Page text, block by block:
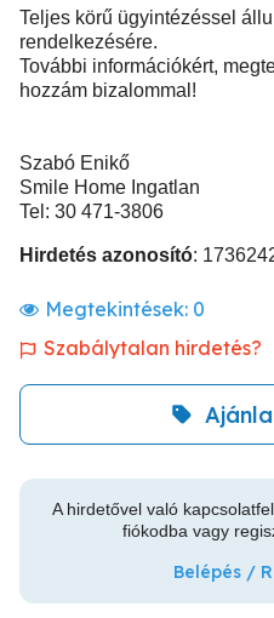
Teljes körű ügyintézéssel
rendelkezésére.
További információkért,
hozzám bizalommal!
Szabó Enikő
Smile Home Ingatlan
Tel: 30 471-3806
Hirdetés azonosító:
Megtekintések: 0
Szabálytalan hirdetés?
A hirdetővel való
fiókodba vagy
Belépés /